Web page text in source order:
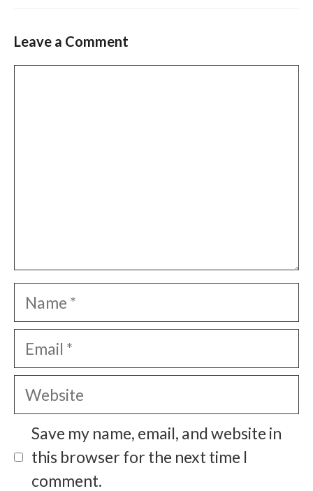
Leave a Comment
Name
Email
Website
Save my name, email, and website in
this browser for the next time I
comment.